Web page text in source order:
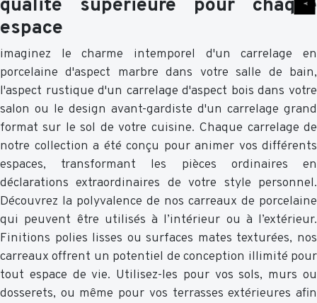
qualité supérieure pour chaque
espace
imaginez le charme intemporel d'un carrelage en
porcelaine d'aspect marbre dans votre salle de bain,
l'aspect rustique d'un carrelage d'aspect bois dans votre
salon ou le design avant-gardiste d'un carrelage grand
format sur le sol de votre cuisine. Chaque carrelage de
notre collection a été conçu pour animer vos différents
espaces, transformant les pièces ordinaires en
déclarations extraordinaires de votre style personnel.
Découvrez la polyvalence de nos carreaux de porcelaine
qui peuvent être utilisés à l’intérieur ou à l’extérieur.
Finitions polies lisses ou surfaces mates texturées, nos
carreaux offrent un potentiel de conception illimité pour
tout espace de vie. Utilisez-les pour vos sols, murs ou
dosserets, ou même pour vos terrasses extérieures afin